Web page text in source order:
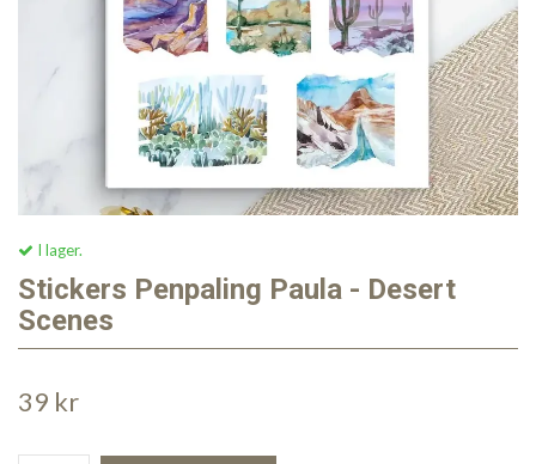
I lager.
Stickers Penpaling Paula - Desert
Scenes
39 kr